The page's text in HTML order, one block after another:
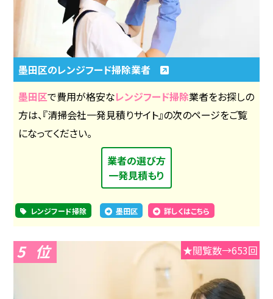
墨田区のレンジフード掃除業者
墨田区で費用が格安なレンジフード掃除業者をお探しの
方は、『清掃会社一発見積りサイト』の次のページをご覧
になってください。
業者の選び方
一発見積もり
レンジフード掃除 墨田区 詳しくはこちら
5 ★閲覧数→653回